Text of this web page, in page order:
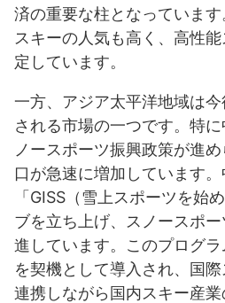
済の重要な柱となっていま
スキーの人気も高く、高性
定しています。
一方、アジア太平洋地域は
される市場の一つです。特
ノースポーツ振興政策が進
口が急速に増加しています
「GISS（雪上スポーツを始
ブを立ち上げ、スノースポ
進しています。このプログ
を契機として導入され、国
連携しながら国内スキー産